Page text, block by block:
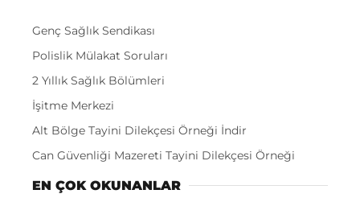
Genç Sağlık Sendikası
Polislik Mülakat Soruları
2 Yıllık Sağlık Bölümleri
İşitme Merkezi
Alt Bölge Tayini Dilekçesi Örneği İndir
Can Güvenliği Mazereti Tayini Dilekçesi Örneği
EN ÇOK OKUNANLAR